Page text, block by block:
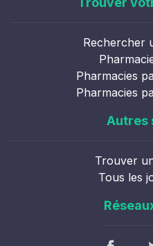
Rechercher
Pharmacies
Pharmacies
Autres
Trouver
Tous les